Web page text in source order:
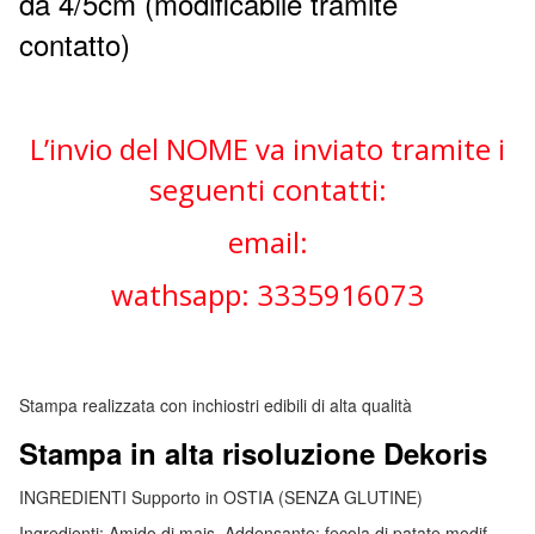
contatto)
L’invio del NOME va inviato tramite i
seguenti contatti:
email:
wathsapp: 3335916073
Stampa realizzata con inchiostri edibili di alta qualità
Stampa in alta risoluzione Dekoris
INGREDIENTI Supporto in OSTIA (SENZA GLUTINE)